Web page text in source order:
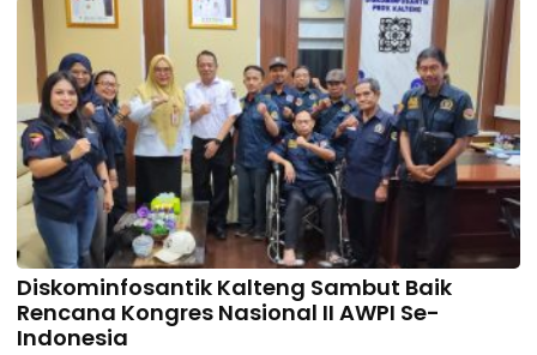
Diskominfosantik Kalteng Sambut Baik
Rencana Kongres Nasional II AWPI Se-
Indonesia